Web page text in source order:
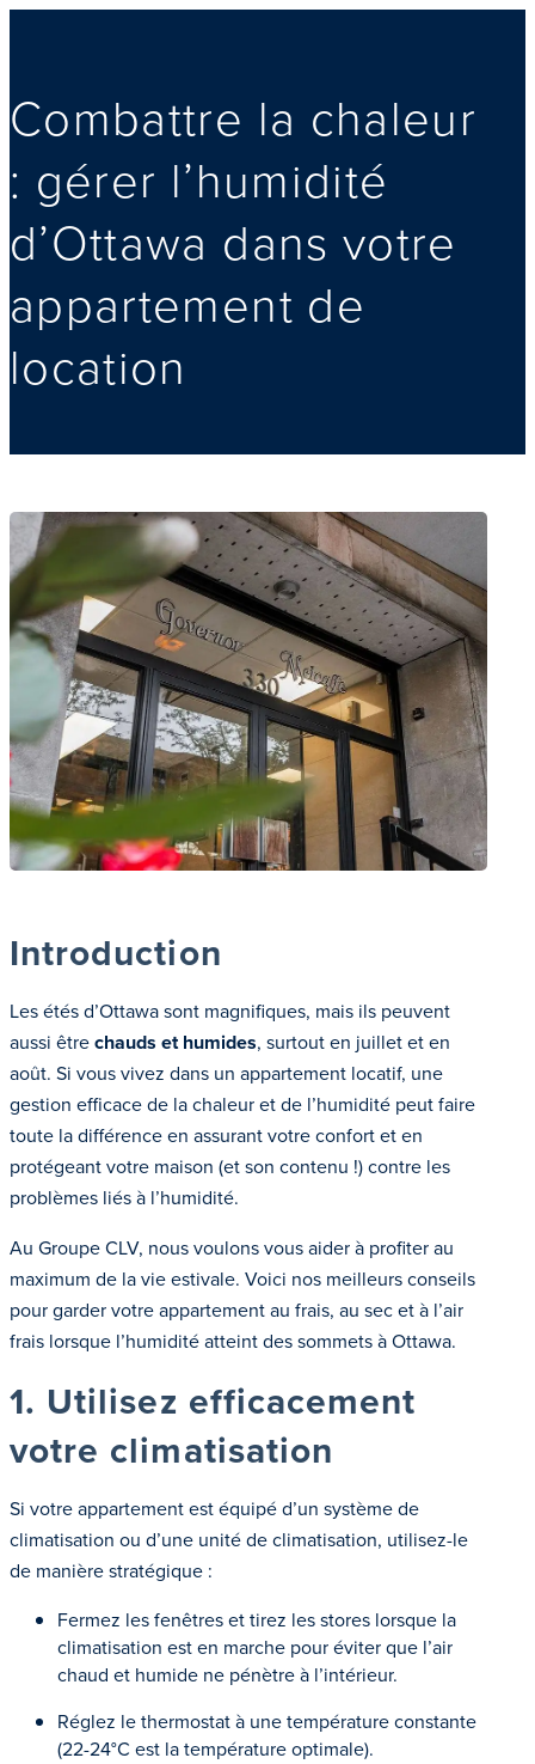
Combattre la chaleur
: gérer l’humidité
d’Ottawa dans votre
appartement de
location
Introduction
Les étés d’Ottawa sont magnifiques, mais ils peuvent
aussi êtrechauds et humides, surtout en juillet et en
août. Si vous vivez dans un appartement locatif, une
gestion efficace de la chaleur et de l’humidité peut faire
toute la différence en assurant votre confort et en
protégeant votre maison (et son contenu !) contre les
problèmes liés à l’humidité.
Au Groupe CLV, nous voulons vous aider à profiter au
maximum de la vie estivale. Voici nos meilleurs conseils
pour garder votre appartement au frais, au sec et à l’air
frais lorsque l’humidité atteint des sommets à Ottawa.
1. Utilisez efficacement
votre climatisation
Si votre appartement est équipé d’un système de
climatisation ou d’une unité de climatisation, utilisez-le
de manière stratégique :
Fermez les fenêtres et tirez les stores lorsque la
climatisation est en marche pour éviter que l’air
chaud et humide ne pénètre à l’intérieur.
Réglez le thermostat à une température constante
(22-24°C est la température optimale).